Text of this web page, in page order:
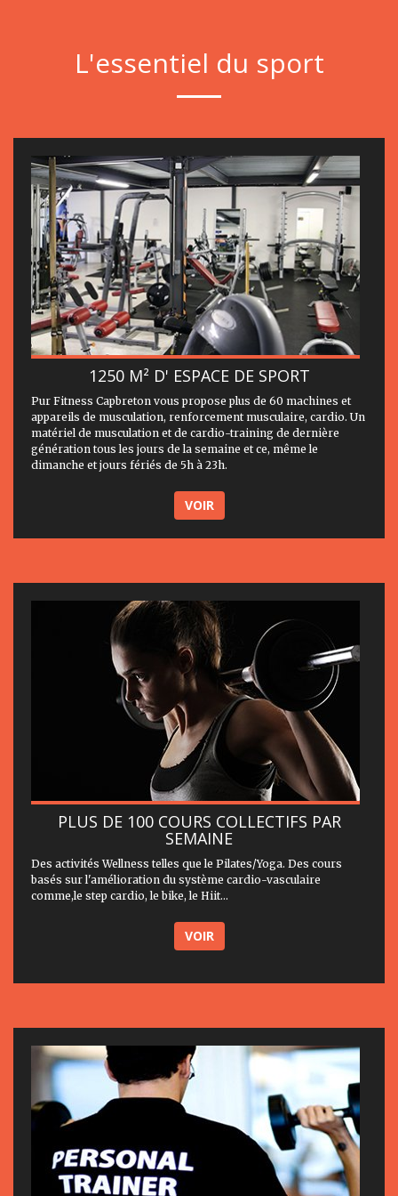
L'essentiel du sport
1250 M² D' ESPACE DE SPORT
Pur Fitness Capbreton vous propose plus de 60 machines et
appareils de musculation, renforcement musculaire, cardio. Un
matériel de musculation et de cardio-training de dernière
génération tous les jours de la semaine et ce, même le
dimanche et jours fériés de 5h à 23h.
VOIR
PLUS DE 100 COURS COLLECTIFS PAR
SEMAINE
Des activités Wellness telles que le Pilates/Yoga. Des cours
basés sur l'amélioration du système cardio-vasculaire
comme,le step cardio, le bike, le Hiit...
VOIR